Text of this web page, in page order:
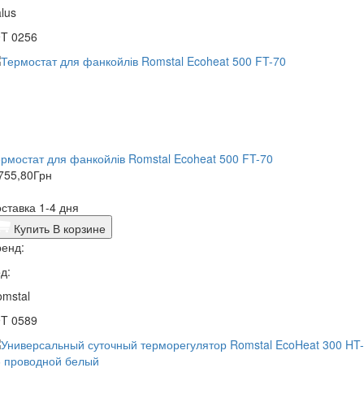
0256
для фанкойлів Romstal Ecoheat 500 FT-70
Грн
1-4 дня
Купить В корзине
0589